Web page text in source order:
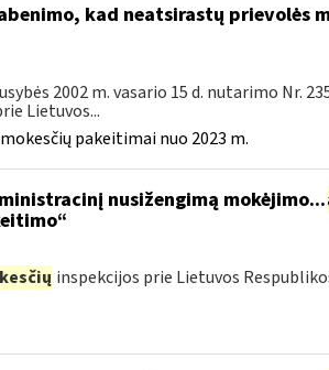
kad neatsirastų prievolės
2002 m. vasario 15 d. nutarimo Nr.
Lietuvos...
pakeitimai nuo 2023 m.
nusižengimą mokėjimo...
inspekcijos prie Lietuvos